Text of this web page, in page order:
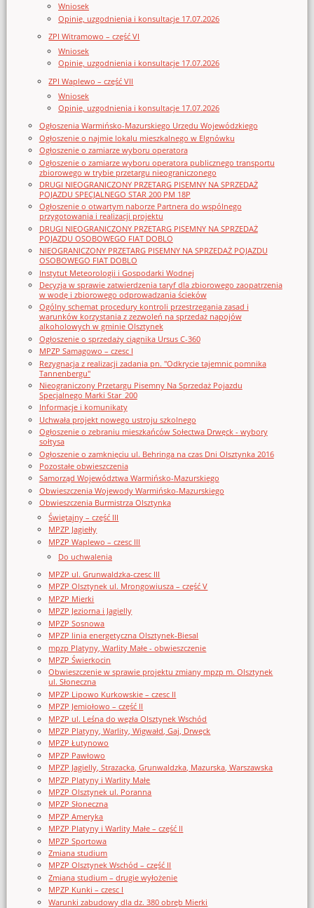
Wniosek
Opinie, uzgodnienia i konsultacje 17.07.2026
ZPI Witramowo – część VI
Wniosek
Opinie, uzgodnienia i konsultacje 17.07.2026
ZPI Waplewo – część VII
Wniosek
Opinie, uzgodnienia i konsultacje 17.07.2026
Ogłoszenia Warmińsko-Mazurskiego Urzędu Wojewódzkiego
Ogłoszenie o najmie lokalu mieszkalnego w Elgnówku
Ogłoszenie o zamiarze wyboru operatora
Ogłoszenie o zamiarze wyboru operatora publicznego transportu
zbiorowego w trybie przetargu nieograniczonego
DRUGI NIEOGRANICZONY PRZETARG PISEMNY NA SPRZEDAŻ
POJAZDU SPECJALNEGO STAR 200 PM 18P
Ogłoszenie o otwartym naborze Partnera do wspólnego
przygotowania i realizacji projektu
DRUGI NIEOGRANICZONY PRZETARG PISEMNY NA SPRZEDAŻ
POJAZDU OSOBOWEGO FIAT DOBLO
NIEOGRANICZONY PRZETARG PISEMNY NA SPRZEDAŻ POJAZDU
OSOBOWEGO FIAT DOBLO
Instytut Meteorologii i Gospodarki Wodnej
Decyzja w sprawie zatwierdzenia taryf dla zbiorowego zaopatrzenia
w wodę i zbiorowego odprowadzania ścieków
Ogólny schemat procedury kontroli przestrzegania zasad i
warunków korzystania z zezwoleń na sprzedaż napojów
alkoholowych w gminie Olsztynek
Ogłoszenie o sprzedaży ciągnika Ursus C-360
MPZP Samagowo – czesc I
Rezygnacja z realizacji zadania pn. "Odkrycie tajemnic pomnika
Tannenbergu"
Nieograniczony Przetargu Pisemny Na Sprzedaż Pojazdu
Specjalnego Marki Star_200
Informacje i komunikaty
Uchwała projekt nowego ustroju szkolnego
Ogłoszenie o zebraniu mieszkańców Sołectwa Drwęck - wybory
sołtysa
Ogłoszenie o zamknięciu ul. Behringa na czas Dni Olsztynka 2016
Pozostałe obwieszczenia
Samorząd Województwa Warmińsko-Mazurskiego
Obwieszczenia Wojewody Warmińsko-Mazurskiego
Obwieszczenia Burmistrza Olsztynka
Świętajny – część III
MPZP Jagiełły
MPZP Waplewo – czesc III
Do uchwalenia
MPZP ul. Grunwaldzka-czesc III
MPZP Olsztynek ul. Mrongowiusza – część V
MPZP Mierki
MPZP Jeziorna i Jagielly
MPZP Sosnowa
MPZP linia energetyczna Olsztynek-Biesal
mpzp Platyny, Warlity Małe - obwieszczenie
MPZP Świerkocin
Obwieszczenie w sprawie projektu zmiany mpzp m. Olsztynek
ul. Słoneczna
MPZP Lipowo Kurkowskie – czesc II
MPZP Jemiołowo – część II
MPZP ul. Leśna do węzła Olsztynek Wschód
MPZP Platyny, Warlity, Wigwałd, Gaj, Drwęck
MPZP Łutynowo
MPZP Pawłowo
MPZP Jagielly, Strazacka, Grunwaldzka, Mazurska, Warszawska
MPZP Platyny i Warlity Małe
MPZP Olsztynek ul. Poranna
MPZP Słoneczna
MPZP Ameryka
MPZP Platyny i Warlity Małe – część II
MPZP Sportowa
Zmiana studium
MPZP Olsztynek Wschód – część II
Zmiana studium – drugie wyłożenie
MPZP Kunki – czesc I
Warunki zabudowy dla dz. 380 obręb Mierki